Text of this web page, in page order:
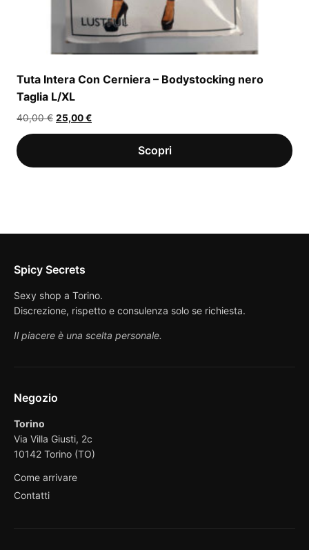
Tuta Intera Con Cerniera – Bodystocking nero
Taglia L/XL
40,00€ Il
prezzo
25,00€Il
prezzo
Spicy Secrets
Sexy shop a Torino.
Discrezione, rispetto e consulenza solo se richiesta.
Il piacere è una scelta personale.
Negozio
Torino
Via Villa Giusti, 2c
10142 Torino (TO)
Come arrivare
Contatti